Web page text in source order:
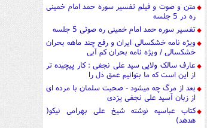
متن و صوت و فیلم تفسیر سوره حمد امام خمینی
ره در 5 جلسه
تفسیر سوره حمد امام خمینی ره صوتی 5 جلسه
ویژه نامه خشکسالی ایران و رفع چند ماهه بحران
خشکسالی / ویژه نامه بحران کم آبی
عارف سالک ولایی سید علی نجفی : کار پیچیده تر
از این است که ما بتوانیم عمق دل را
بعد از مرگ چه میشود - صحبت سلمان با مرده ای
از زبان آسید علی نجفی یزدی
کتاب عباسیه نوشته شیخ علی بهرامی نیکو(
هدهد)